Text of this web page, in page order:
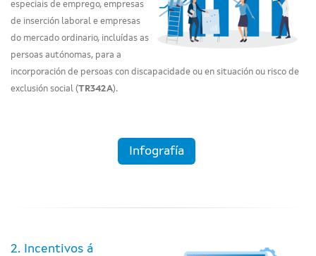
especiais de emprego, empresas
de inserción laboral e empresas
do mercado ordinario, incluídas as
persoas autónomas, para a
incorporación de persoas con discapacidade ou en situación ou risco de
exclusión social (TR342A).
Infografía
2. Incentivos á